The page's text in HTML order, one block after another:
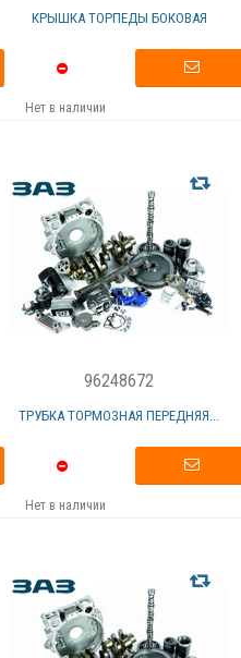
КРЫШКА ТОРПЕДЫ БОКОВАЯ
Нет в наличии
96248672
ТРУБКА ТОРМОЗНАЯ ПЕРЕДНЯЯ...
Нет в наличии